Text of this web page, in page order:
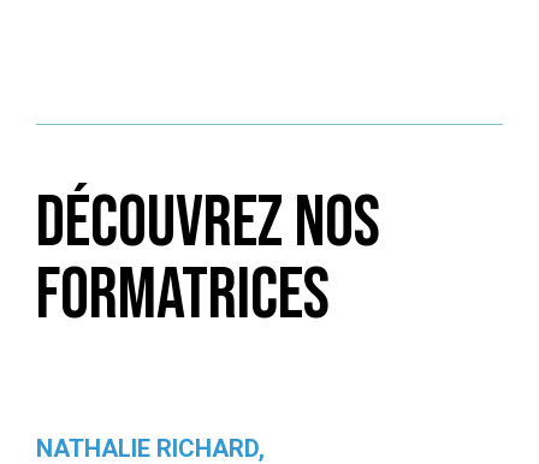
DÉCOUVREZ NOS
FORMATRICES
NATHALIE RICHARD,